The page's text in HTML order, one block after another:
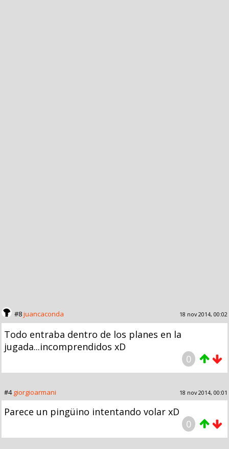
#8juancaconda 18 nov 2014, 00:02
Todo entraba dentro de los planes en la
jugada...incomprendidos xD
0
#4giorgioarmani 18 nov 2014, 00:01
Parece un pingüino intentando volar xD
0